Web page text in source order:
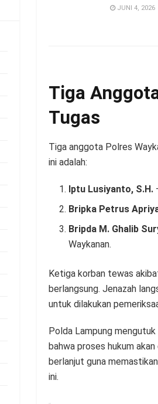
JUNI 4, 2026
Tiga
Tugas
Tiga anggota Polres
ini adalah:
Iptu Lusiyanto, S.H.
Bripka Petrus
Bripda M. Ghalib
Waykanan.
Ketiga korban tewas
berlangsung. Jenazah
untuk dilakukan
Polda Lampung
bahwa proses hukum
berlanjut guna
ini.